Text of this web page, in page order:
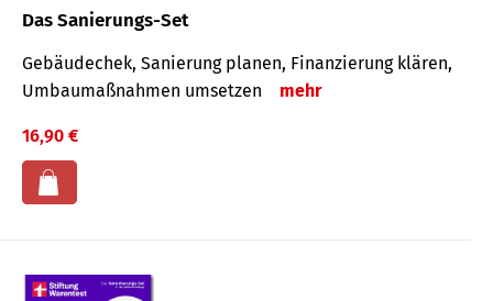
Das Sanierungs-Set
Gebäudechek, Sanierung planen, Finanzierung klären,
Umbaumaßnahmen umsetzen
mehr
16,90 €